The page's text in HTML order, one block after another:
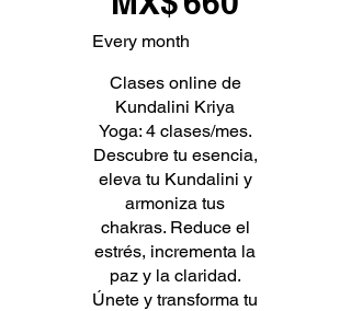
Every month
Clases online de
Kundalini Kriya
Yoga: 4 clases/mes.
Descubre tu esencia,
eleva tu Kundalini y
armoniza tus
chakras. Reduce el
estrés, incrementa la
paz y la claridad.
Únete y transforma tu